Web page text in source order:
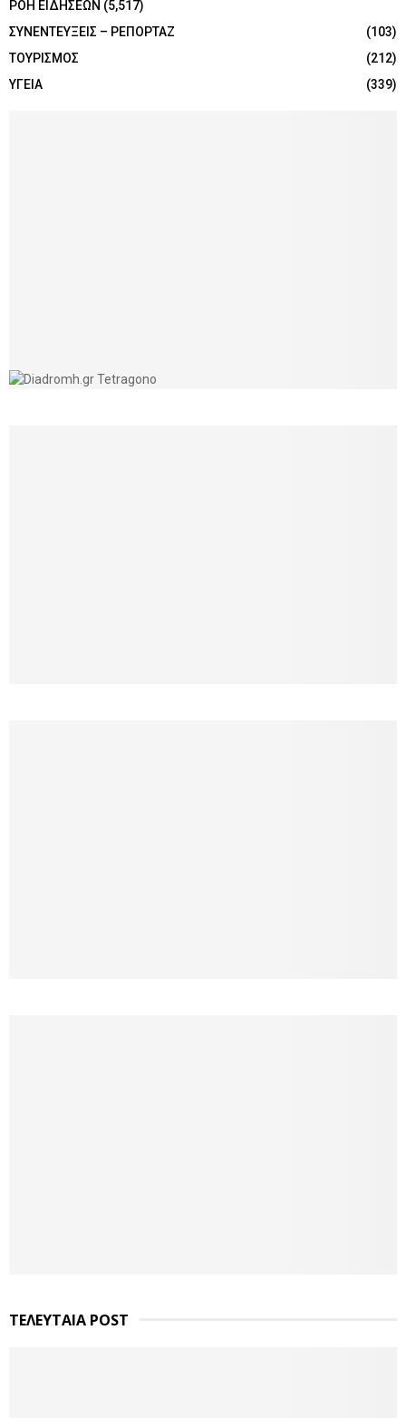
ΡΟΗ ΕΙΔΗΣΕΩΝ (5,517)
ΣΥΝΕΝΤΕΥΞΕΙΣ – ΡΕΠΟΡΤΑΖ
(103)
ΤΟΥΡΙΣΜΟΣ
(212)
ΥΓΕΙΑ
(339)
ΤΕΛΕΥΤΑΙΑ POST